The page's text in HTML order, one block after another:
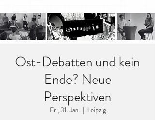
Ost-Debatten und kein
Ende? Neue
Perspektiven
Fr., 31. Jan.
  |
Leipzig